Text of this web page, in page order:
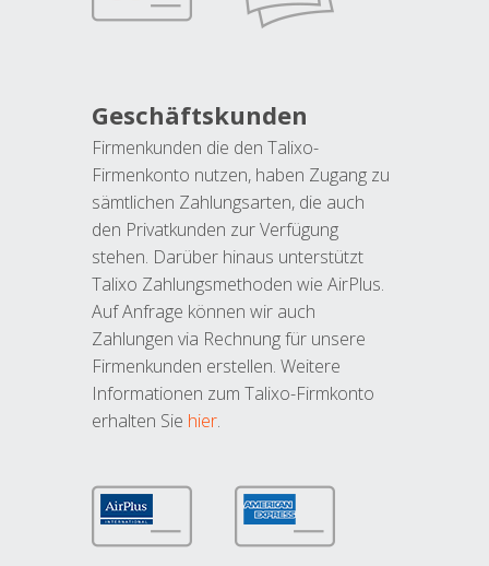
Geschäftskunden
Firmenkunden die den Talixo-
Firmenkonto nutzen, haben Zugang zu
sämtlichen Zahlungsarten, die auch
den Privatkunden zur Verfügung
stehen. Darüber hinaus unterstützt
Talixo Zahlungsmethoden wie AirPlus.
Auf Anfrage können wir auch
Zahlungen via Rechnung für unsere
Firmenkunden erstellen. Weitere
Informationen zum Talixo-Firmkonto
erhalten Sie hier.